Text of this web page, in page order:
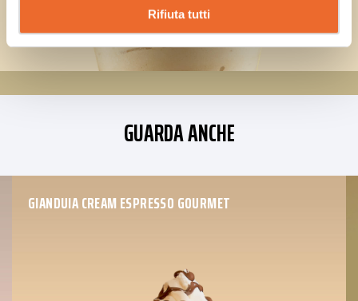
Rifiuta tutti
GUARDA ANCHE
GIANDUIA CREAM ESPRESSO GOURMET